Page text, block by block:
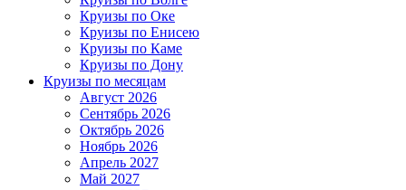
Круизы по Оке
Круизы по Енисею
Круизы по Каме
Круизы по Дону
Круизы по месяцам
Август 2026
Сентябрь 2026
Октябрь 2026
Ноябрь 2026
Апрель 2027
Май 2027